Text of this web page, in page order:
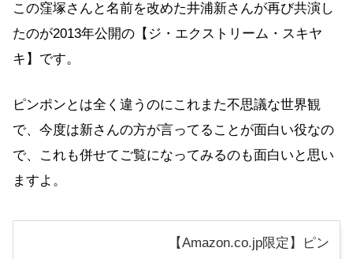
この窪塚さんと名前を改めた井浦新さんが再び共演し
たのが2013年公開の【ジ・エクストリーム・スキヤ
キ】です。
ピンポンとは全く違うのにこれまた不思議な世界観
で、今度は新さんの方が言ってることが面白い役なの
で、これも併せてご覧になってみるのも面白いと思い
ますよ。
【Amazon.co.jp限定】ピン